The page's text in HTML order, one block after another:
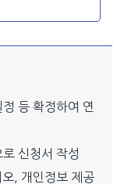
등 확정하여 연
신청서 작성
, 개인정보 제공